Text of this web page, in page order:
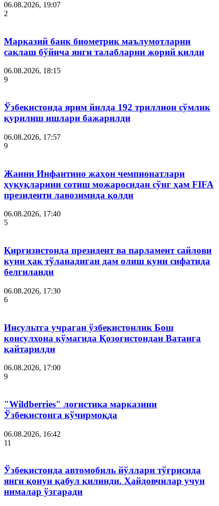
06.08.2026, 19:07
2
Марказий банк биометрик маълумотларни
сақлаш бўйича янги талабларни жорий қилди
06.08.2026, 18:15
9
Ўзбекистонда ярим йилда 192 триллион сўмлик
қурилиш ишлари бажарилди
06.08.2026, 17:57
9
Жанни Инфантино жаҳон чемпионатлари
ҳуқуқларини сотиш можаросидан сўнг ҳам FIFA
президенти лавозимида қолди
06.08.2026, 17:40
5
Қирғизистонда президент ва парламент сайлови
куни ҳақ тўланадиган дам олиш куни сифатида
белгиланди
06.08.2026, 17:30
6
Инсультга учраган ўзбекистонлик Бош
консулхона кўмагида Қозоғистондан Ватанга
қайтарилди
06.08.2026, 17:00
9
"Wildberries" логистика марказини
Ўзбекистонга кўчирмоқда
06.08.2026, 16:42
11
Ўзбекистонда автомобиль йўллари тўғрисида
янги қонун қабул қилинди. Ҳайдовчилар учун
нималар ўзгаради